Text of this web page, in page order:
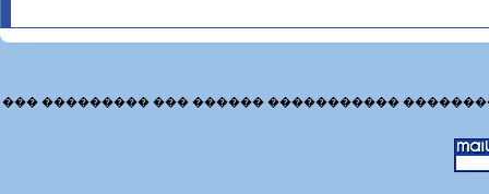
��� ��������� ��� ������ �����������